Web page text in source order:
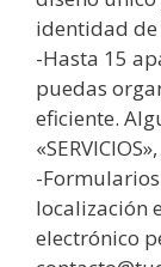
identidad de
-Hasta 15
puedas
eficiente.
-
localización
electrónico